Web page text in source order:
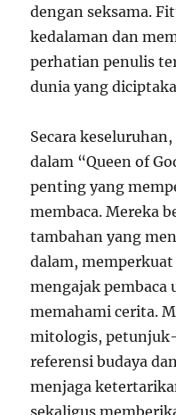
dengan seksama.
kedalaman dan
perhatian penulis
dunia yang
Secara
dalam “Queen of
penting yang
membaca. Mereka
tambahan yang
dalam,
mengajak
memahami cerita.
mitologis,
referensi budaya
menjaga
sekaligus